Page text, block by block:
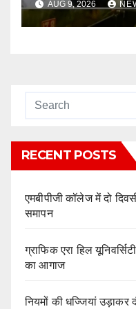
AUG 9, 2026
RECENT POSTS
एमबीपीजी कॉलेज में दो
समापन
ग्राफिक एरा हिल
का आगाज
नियमों की धज्जियां